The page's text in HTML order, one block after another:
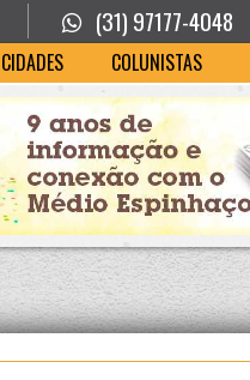
(31) 97177-4048
CIDADES COLUNISTAS